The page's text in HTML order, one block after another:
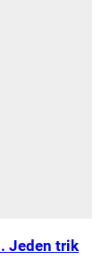
Jeden trik